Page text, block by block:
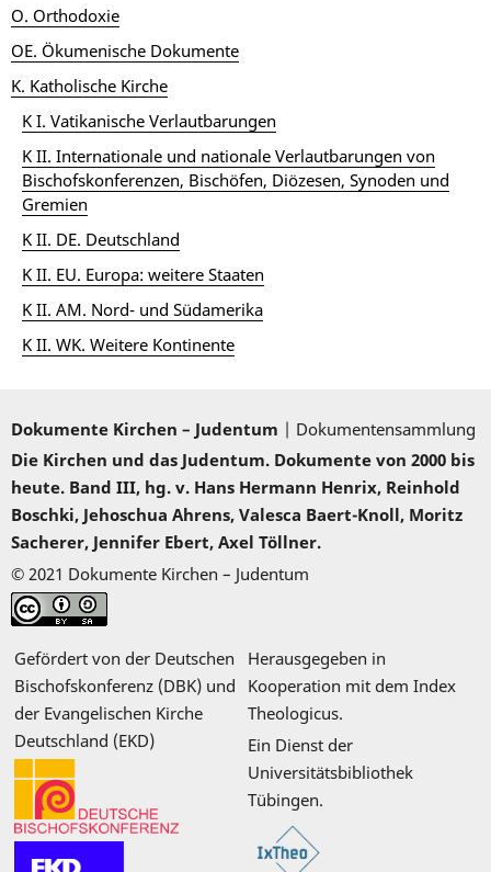
O. Orthodoxie
OE. Ökumenische Dokumente
K. Katholische Kirche
K I. Vatikanische Verlautbarungen
K II. Internationale und nationale Verlautbarungen von
Bischofskonferenzen, Bischöfen, Diözesen, Synoden und
Gremien
K II. DE. Deutschland
K II. EU. Europa: weitere Staaten
K II. AM. Nord- und Südamerika
K II. WK. Weitere Kontinente
Dokumente Kirchen – Judentum | Dokumentensammlung
Die Kirchen und das Judentum. Dokumente von 2000 bis
heute. Band III, hg. v. Hans Hermann Henrix, Reinhold
Boschki, Jehoschua Ahrens, Valesca Baert-Knoll, Moritz
Sacherer, Jennifer Ebert, Axel Töllner.
© 2021 Dokumente Kirchen – Judentum
Gefördert von der Deutschen
Bischofskonferenz (DBK) und
der Evangelischen Kirche
Deutschland (EKD)
Herausgegeben in
Kooperation mit dem Index
Theologicus.
Ein Dienst der
Universitätsbibliothek
Tübingen.